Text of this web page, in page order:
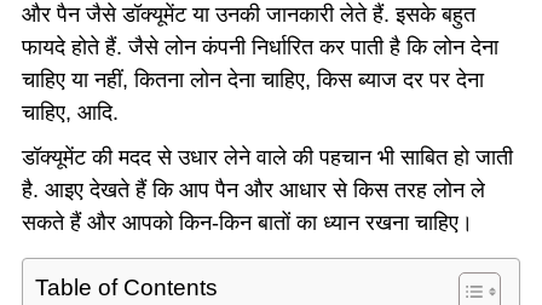
और पैन जैसे डॉक्यूमेंट या उनकी जानकारी लेते हैं. इसके बहुत
फायदे होते हैं. जैसे लोन कंपनी निर्धारित कर पाती है कि लोन देना
चाहिए या नहीं, कितना लोन देना चाहिए, किस ब्याज दर पर देना
चाहिए, आदि.
डॉक्यूमेंट की मदद से उधार लेने वाले की पहचान भी साबित हो जाती
है. आइए देखते हैं कि आप पैन और आधार से किस तरह लोन ले
सकते हैं और आपको किन-किन बातों का ध्यान रखना चाहिए।
Table of Contents